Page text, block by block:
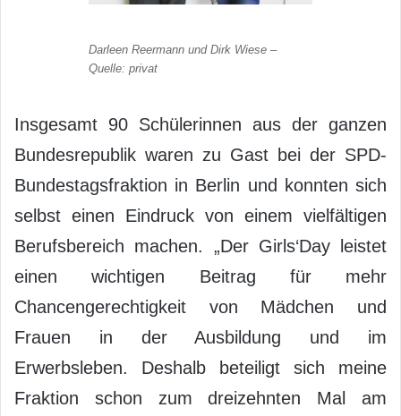
Darleen Reermann und Dirk Wiese –
Quelle: privat
Insgesamt 90 Schülerinnen aus der ganzen
Bundesrepublik waren zu Gast bei der SPD-
Bundestagsfraktion in Berlin und konnten sich
selbst einen Eindruck von einem vielfältigen
Berufsbereich machen. „Der Girls‘Day leistet
einen wichtigen Beitrag für mehr
Chancengerechtigkeit von Mädchen und
Frauen in der Ausbildung und im
Erwerbsleben. Deshalb beteiligt sich meine
Fraktion schon zum dreizehnten Mal am